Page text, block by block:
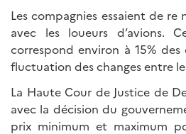
Les compagnies essaient de
avec les loueurs d’avions.
correspond environ à 15%
fluctuation des changes entre
La Haute Cour de Justice de
avec la décision du
prix minimum et maximum